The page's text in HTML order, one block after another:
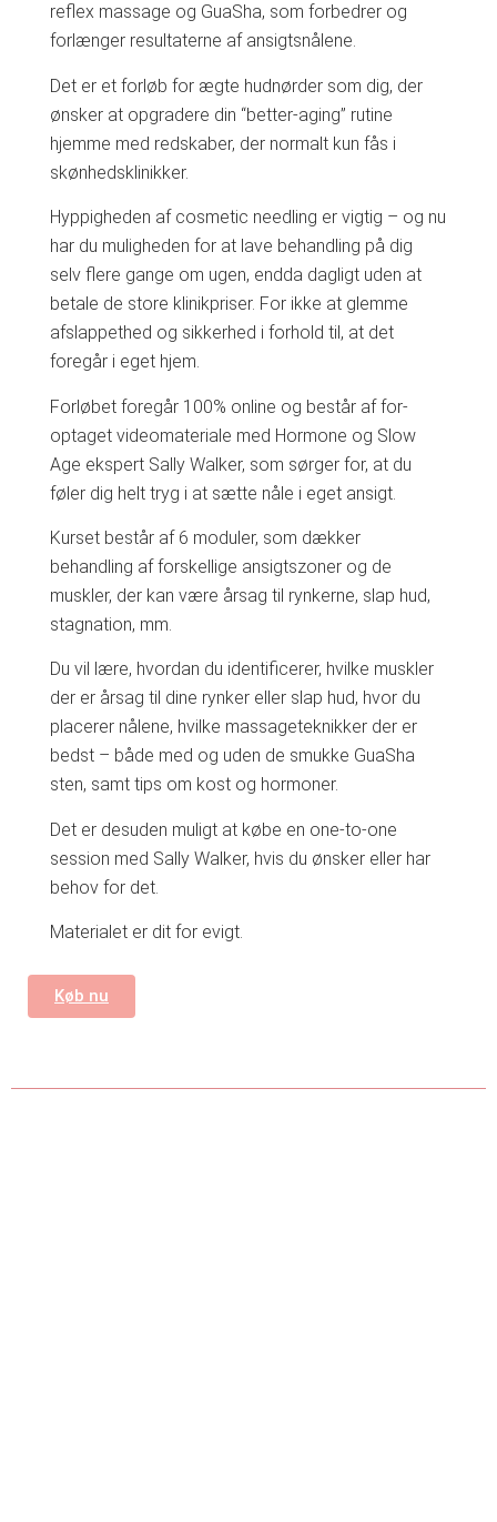
reflex massage og GuaSha, som forbedrer og
forlænger resultaterne af ansigtsnålene.
Det er et forløb for ægte hudnørder som dig, der
ønsker at opgradere din “better-aging” rutine
hjemme med redskaber, der normalt kun fås i
skønhedsklinikker.
Hyppigheden af cosmetic needling er vigtig – og nu
har du muligheden for at lave behandling på dig
selv flere gange om ugen, endda dagligt uden at
betale de store klinikpriser. For ikke at glemme
afslappethed og sikkerhed i forhold til, at det
foregår i eget hjem.
Forløbet foregår 100% online og består af for-
optaget videomateriale med Hormone og Slow
Age ekspert Sally Walker, som sørger for, at du
føler dig helt tryg i at sætte nåle i eget ansigt.
Kurset består af 6 moduler, som dækker
behandling af forskellige ansigtszoner og de
muskler, der kan være årsag til rynkerne, slap hud,
stagnation, mm.
Du vil lære, hvordan du identificerer, hvilke muskler
der er årsag til dine rynker eller slap hud, hvor du
placerer nålene, hvilke massageteknikker der er
bedst – både med og uden de smukke GuaSha
sten, samt tips om kost og hormoner.
Det er desuden muligt at købe en one-to-one
session med Sally Walker, hvis du ønsker eller har
behov for det.
Materialet er dit for evigt.
Køb nu